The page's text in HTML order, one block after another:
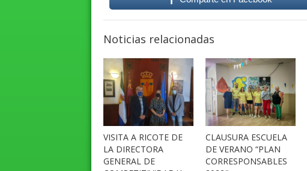
Noticias relacionadas
VISITA A RICOTE DE
LA DIRECTORA
GENERAL DE
CLAUSURA ESCUELA
DE VERANO “PLAN
CORRESPONSABLES